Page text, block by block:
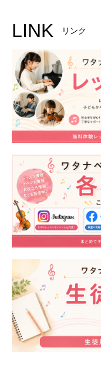
LINK リンク